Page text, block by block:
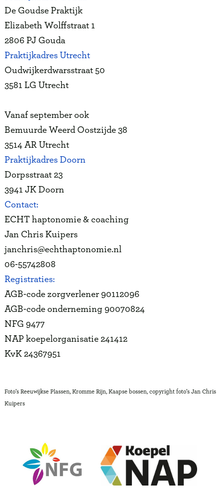
De Goudse Praktijk
Elizabeth Wolffstraat 1
2806 PJ Gouda
Praktijkadres Utrecht
Oudwijkerdwarsstraat 50
3581 LG Utrecht
Vanaf september ook
Bemuurde Weerd Oostzijde 38
3514 AR Utrecht
Praktijkadres Doorn
Dorpsstraat 23
3941 JK Doorn
Contact:
ECHT haptonomie & coaching
Jan Chris Kuipers
janchris@echthaptonomie.nl
06-55742808
Registraties:
AGB-code zorgverlener 90112096
AGB-code onderneming 90070824
NFG 9477
NAP koepelorganisatie 241412
KvK 24367951
Foto’s Reeuwijkse Plassen, Kromme Rijn, Kaapse bossen, copyright foto’s Jan Chris
Kuipers